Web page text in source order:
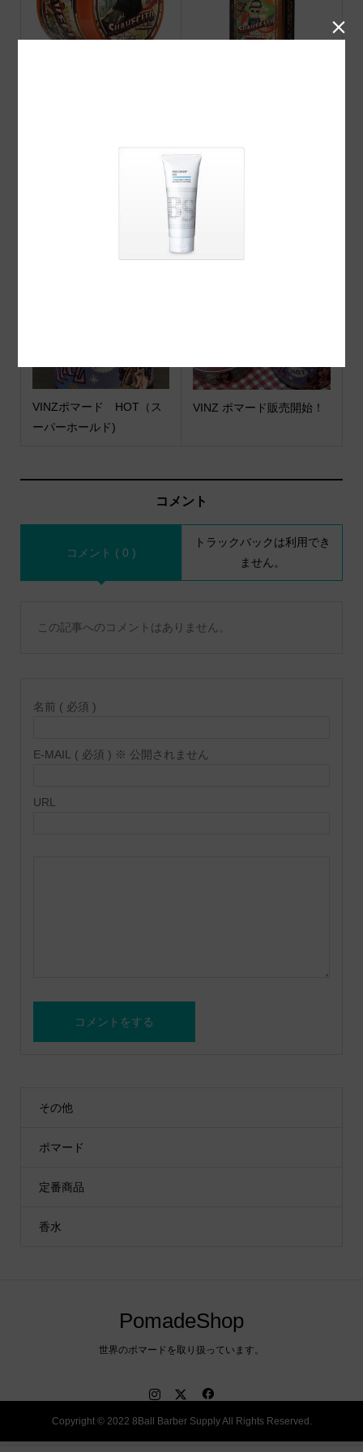
PINUP i Screamポマード
VINZポマード HOT（ス
ーパーホールド)
VINZ ポマード販売開始！
コメント
コメント ( 0 )
トラックバックは利用でき
ません。
この記事へのコメントはありません。
名前 ( 必須 )
E-MAIL ( 必須 ) ※ 公開されません
URL
その他
ポマード
定番商品
香水
PomadeShop
世界のポマードを取り扱っています。
Copyright © 2022 8Ball Barber Supply All Rights Reserved.
